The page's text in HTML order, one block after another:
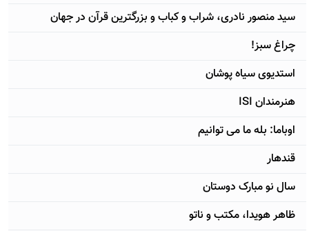
سید منصور نادری، شراب و کباب و بزرگترین قرآن در جهان
چراغ سبز!
استدیوی سیاه پوشان
هنرمندان ISI
اوباما: بله ما می توانیم
قندهار
سال نو مبارک دوستان
ظاهر هویدا، مکتب و ناتو